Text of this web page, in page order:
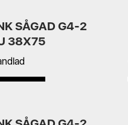
SÅGAD G4-2
38X75